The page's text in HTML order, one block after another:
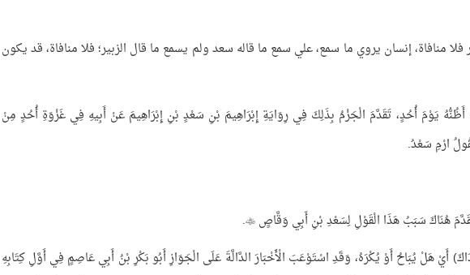
منافاة، إنسان يروي ما سمع، علي سمع ما قاله سعد ولم يسمع ما قال الزبير؛ فلا منافاة، قد يكون
يَوْمَ أُحُدٍ، تَقَدَّمَ الْجَزْمُ بِذَلِكَ فِي رِوَايَةِ إِبْرَاهِيمَ بْنِ سَعْدٍ بْنِ إِبْرَاهِيمَ عَنْ أَبِيهِ فِي غَزْوَةِ أُحُدٍ مِنْ
ارْمِ سَعْدُ.
هُنَاكَ سَبَبُ هَذَا الْقَوْلِ لِسَعْدِ بْنِ أَبِي وَقَّاصٍ 
.
أَيْ هَلْ يُبَاحُ أَوْ يُكْرَهُ، وَقَدِ اسْتَوْعَبَ الْأَخْبَارَ الدَّالَّةَ عَلَى الْجَوَازِ أَبُو بَكْرِ بْنُ أَبِي عَاصِمٍ فِي أَوَّلِ كِتَابِهِ